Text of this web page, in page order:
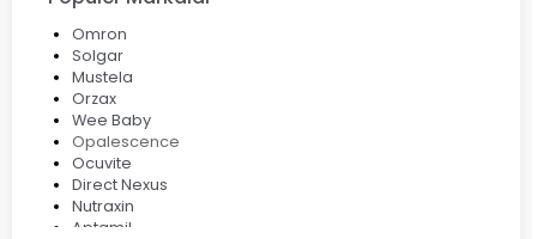
Omron
Solgar
Mustela
Orzax
Wee Baby
Opalescence
Ocuvite
Direct Nexus
Nutraxin
Aptamil